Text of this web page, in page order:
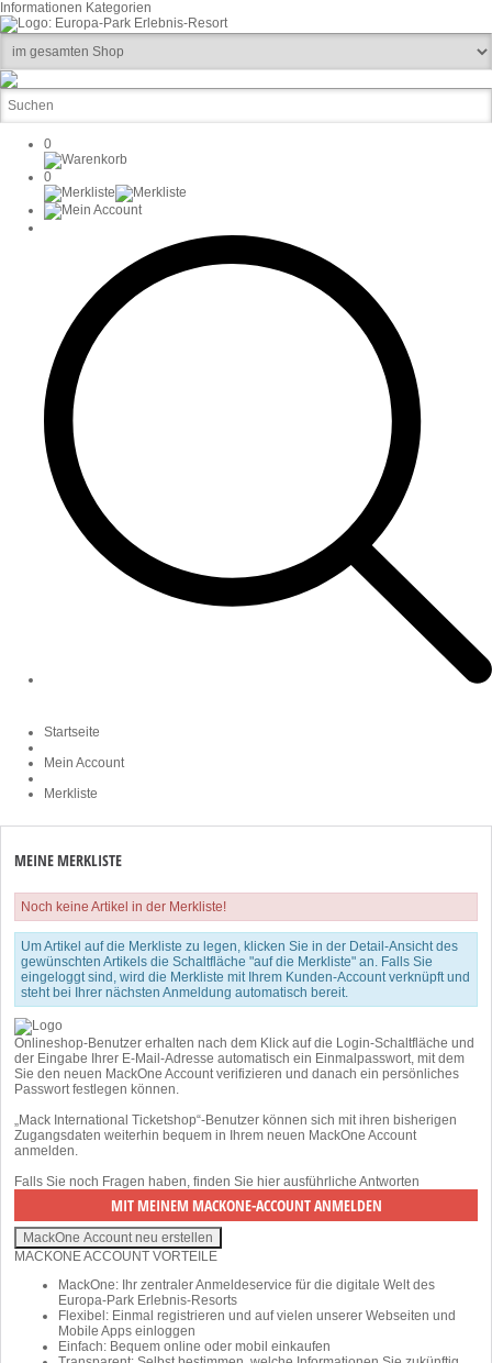
Informationen Kategorien
0
0
Startseite
Mein Account
Merkliste
MEINE MERKLISTE
Noch keine Artikel in der Merkliste!
Um Artikel auf die Merkliste zu legen, klicken Sie in der Detail-Ansicht des
gewünschten Artikels die Schaltfläche "auf die Merkliste" an. Falls Sie
eingeloggt sind, wird die Merkliste mit Ihrem Kunden-Account verknüpft und
steht bei Ihrer nächsten Anmeldung automatisch bereit.
Onlineshop-Benutzer erhalten nach dem Klick auf die Login-Schaltfläche und
der Eingabe Ihrer E-Mail-Adresse automatisch ein Einmalpasswort, mit dem
Sie den neuen MackOne Account verifizieren und danach ein persönliches
Passwort festlegen können.
„Mack International Ticketshop“-Benutzer können sich mit ihren bisherigen
Zugangsdaten weiterhin bequem in Ihrem neuen MackOne Account
anmelden.
Falls Sie noch Fragen haben, finden Sie hier ausführliche Antworten
MACKONE ACCOUNT VORTEILE
MackOne: Ihr zentraler Anmeldeservice für die digitale Welt des
Europa-Park Erlebnis-Resorts
Flexibel: Einmal registrieren und auf vielen unserer Webseiten und
Mobile Apps einloggen
Einfach: Bequem online oder mobil einkaufen